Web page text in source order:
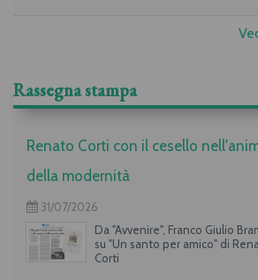
Rassegna stampa
Renato Corti con il cesello
della modernità
31/07/2026
Da "Avvenire", Franco Giulio
su "Un santo per amico" di
Corti